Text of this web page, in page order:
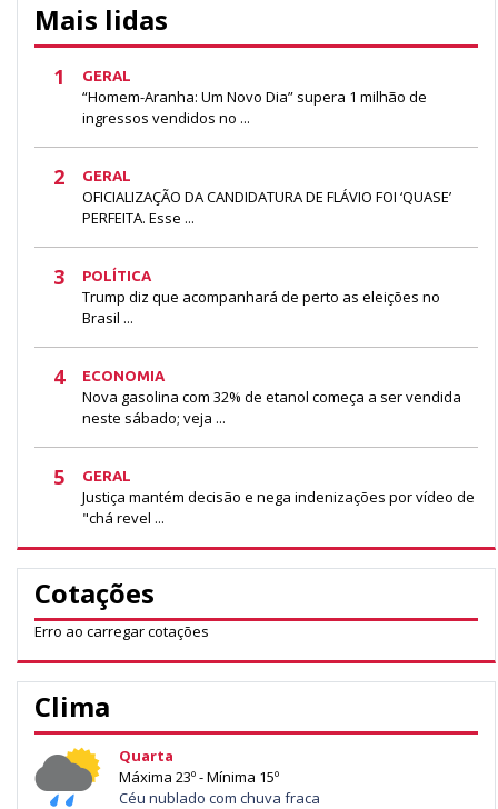
Mais lidas
1 GERAL
“Homem-Aranha: Um Novo Dia” supera 1 milhão de
ingressos vendidos no ...
2 GERAL
OFICIALIZAÇÃO DA CANDIDATURA DE FLÁVIO FOI ‘QUASE’
PERFEITA. Esse ...
3 POLÍTICA
Trump diz que acompanhará de perto as eleições no
Brasil ...
4 ECONOMIA
Nova gasolina com 32% de etanol começa a ser vendida
neste sábado; veja ...
5 GERAL
Justiça mantém decisão e nega indenizações por vídeo de
"chá revel ...
Cotações
Erro ao carregar cotações
Clima
Quarta
Máxima 23º - Mínima 15º
Céu nublado com chuva fraca